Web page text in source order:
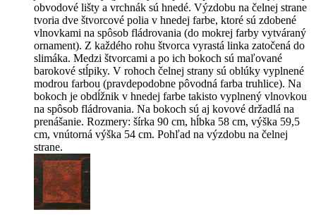
obvodové lišty a vrchnák sú hnedé. Výzdobu na čelnej strane
tvoria dve štvorcové polia v hnedej farbe, ktoré sú zdobené
vlnovkami na spôsob fládrovania (do mokrej farby vytváraný
ornament). Z každého rohu štvorca vyrastá linka zatočená do
slimáka. Medzi štvorcami a po ich bokoch sú maľované
barokové stĺpiky. V rohoch čelnej strany sú oblúky vyplnené
modrou farbou (pravdepodobne pôvodná farba truhlice). Na
bokoch je obdĺžnik v hnedej farbe takisto vyplnený vlnovkou
na spôsob fládrovania. Na bokoch sú aj kovové držadlá na
prenášanie. Rozmery: šírka 90 cm, hĺbka 58 cm, výška 59,5
cm, vnútorná výška 54 cm. Pohľad na výzdobu na čelnej
strane.